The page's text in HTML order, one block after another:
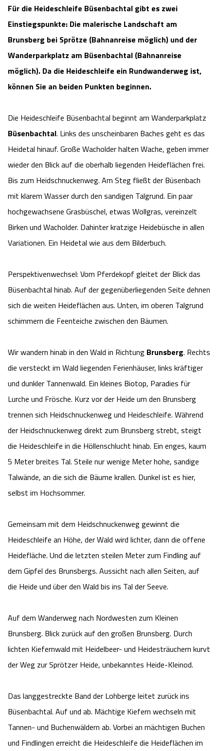
Für die Heideschleife Büsenbachtal gibt es zwei
Einstiegspunkte: Die malerische Landschaft am
Brunsberg bei Sprötze (Bahnanreise möglich) und der
Wanderparkplatz am Büsenbachtal (Bahnanreise
möglich). Da die Heideschleife ein Rundwanderweg ist,
können Sie an beiden Punkten beginnen.
Die Heideschleife Büsenbachtal beginnt am Wanderparkplatz
Büsenbachtal. Links des unscheinbaren Baches geht es das
Heidetal hinauf. Große Wacholder halten Wache, geben immer
wieder den Blick auf die oberhalb liegenden Heideflächen frei.
Bis zum Heidschnuckenweg. Am Steg fließt der Büsenbach
mit klarem Wasser durch den sandigen Talgrund. Ein paar
hochgewachsene Grasbüschel, etwas Wollgras, vereinzelt
Birken und Wacholder. Dahinter kratzige Heidebüsche in allen
Variationen. Ein Heidetal wie aus dem Bilderbuch.
Perspektivenwechsel: Vom Pferdekopf gleitet der Blick das
Büsenbachtal hinab. Auf der gegenüberliegenden Seite dehnen
sich die weiten Heideflächen aus. Unten, im oberen Talgrund
schimmern die Feenteiche zwischen den Bäumen.
Wir wandern hinab in den Wald in Richtung Brunsberg. Rechts
die versteckt im Wald liegenden Ferienhäuser, links kräftiger
und dunkler Tannenwald. Ein kleines Biotop, Paradies für
Lurche und Frösche. Kurz vor der Heide um den Brunsberg
trennen sich Heidschnuckenweg und Heideschleife. Während
der Heidschnuckenweg direkt zum Brunsberg strebt, steigt
die Heideschleife in die Höllenschlucht hinab. Ein enges, kaum
5 Meter breites Tal. Steile nur wenige Meter hohe, sandige
Talwände, an die sich die Bäume krallen. Dunkel ist es hier,
selbst im Hochsommer.
Gemeinsam mit dem Heidschnuckenweg gewinnt die
Heideschleife an Höhe, der Wald wird lichter, dann die offene
Heidefläche. Und die letzten steilen Meter zum Findling auf
dem Gipfel des Brunsbergs. Aussicht nach allen Seiten, auf
die Heide und über den Wald bis ins Tal der Seeve.
Auf dem Wanderweg nach Nordwesten zum Kleinen
Brunsberg. Blick zurück auf den großen Brunsberg. Durch
lichten Kiefernwald mit Heidelbeer- und Heidesträuchern kurvt
der Weg zur Sprötzer Heide, unbekanntes Heide-Kleinod.
Das langgestreckte Band der Lohberge leitet zurück ins
Büsenbachtal. Auf und ab. Mächtige Kiefern wechseln mit
Tannen- und Buchenwäldern ab. Vorbei an mächtigen Buchen
und Findlingen erreicht die Heideschleife die Heideflächen im